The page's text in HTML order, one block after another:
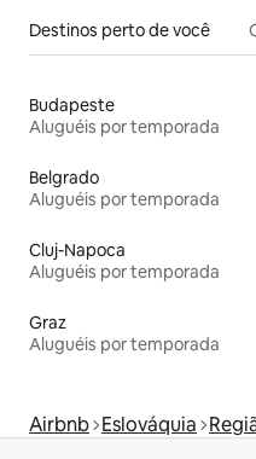
Destinos perto de você
Budapeste
Aluguéis por temporada
Belgrado
Aluguéis por temporada
Cluj-Napoca
Aluguéis por temporada
Graz
Aluguéis por temporada
Airbnb Eslováquia